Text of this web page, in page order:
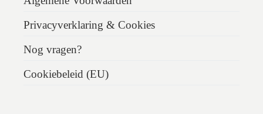
Privacyverklaring & Cookies
Nog vragen?
Cookiebeleid (EU)